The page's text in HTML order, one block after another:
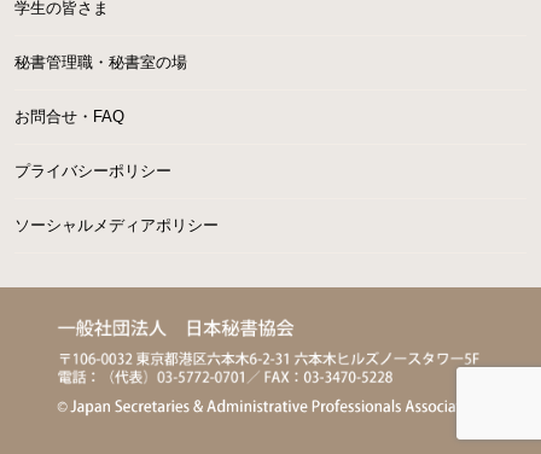
学生の皆さま
秘書管理職・秘書室の場
お問合せ・FAQ
プライバシーポリシー
ソーシャルメディアポリシー